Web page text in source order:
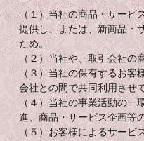
（１）当社の商品・サービ
提供し、または、新商品・
ため。
（２）当社や、取引会社の
（３）当社の保有するお客
会社との間で共同利用させ
（４）当社の事業活動の一
進、商品・サービス企画等
（５）お客様によるサービ